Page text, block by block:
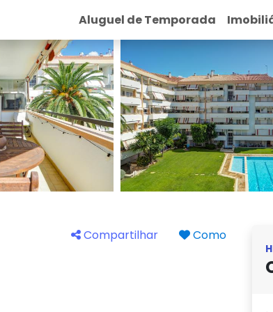
Aluguel de Temporada
Compartilhar Como